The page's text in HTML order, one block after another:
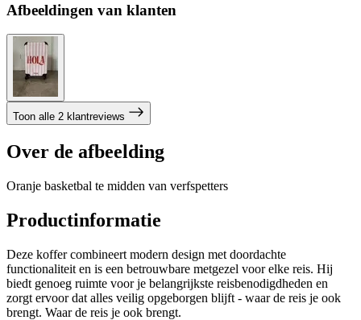
Afbeeldingen van klanten
Toon alle 2 klantreviews
Over de afbeelding
Oranje basketbal te midden van verfspetters
Productinformatie
Deze koffer combineert modern design met doordachte
functionaliteit en is een betrouwbare metgezel voor elke reis. Hij
biedt genoeg ruimte voor je belangrijkste reisbenodigdheden en
zorgt ervoor dat alles veilig opgeborgen blijft - waar de reis je ook
brengt. Waar de reis je ook brengt.